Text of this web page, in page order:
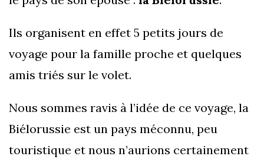
Ils organisent en effet 5 petits jours de
voyage pour la famille proche et quelques
amis triés sur le volet.
Nous sommes ravis à l’idée de ce voyage, la
Biélorussie est un pays méconnu, peu
touristique et nous n’aurions certainement